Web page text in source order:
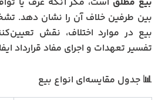
بین طرفین خلاف آن را نشان دهد.
بیع در موارد اختلاف، نقش
تفسیر تعهدات و اجرای مفاد قرارداد
📊 جدول مقایسه‌ای انواع بیع